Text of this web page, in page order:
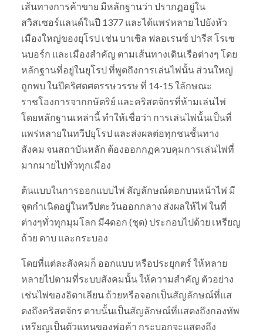
เส้นทางการค้าขาย มีหลักฐานว่า ปรากฏอยู่ใน
สวิสเซอร์แลนด์ในปี 1377 และได้แพร่หลาย ไปยังหัว
เมืองใหญ่ของยุโรป เช่น บาเซิล ฟลอเรนซ์ ปารีส โรเซ
นบอร์ก และเมืองสำคัญ ตามเส้นทางเดินเรือต่างๆ โดย
หลักฐานที่อยู่ในยุโรป ที่พูดถึงการเล่นไพ่นั้น ส่วนใหญ่
ถูกพบ ในปีคริศตศตรรษวรรษ ที่ 14-15 ใลักษณะ
ราชโองการจากกษัตริย์ และคริสตจักรที่ห้ามเล่นไพ่
โดยหลักฐานเหล่านี้ ทำให้เชื่อว่า การเล่นไพ่นั้นเป็นที่
แพร่หลายในทวีปยุโรป และส่งผลต่อทุกชนชั้นทาง
สังคม จนสถาบันหลัก ต้องออกกฏควบคุมการเล่นไพ่ที่
มากมายไปทั่วทุกเมือง
ต้นแบบในการออกแบบไพ่ สัญลักษณ์ดอกบนหน้าไพ่ มี
จุดกำเนิดอยู่ในทวีปตะวันออกกลาง ส่งผลให้ไพ่ ในที่
ต่างๆทั่วทุกมุมโลก มี4ดอก (ชุด) ประกอบไปด้วย เหรียญ
ถ้วย ดาบ และกระบอง
โดยที่แต่ละสังคมก็ ออกแบบ หรือประยุกตร์ ให้หลาย
หลายไปตามที่ระบบสังคมนั้น ให้ความสำคัญ ตัวอย่าง
เช่นไพ่ของอิตาเลียน ถ้วยหรือจอกเป็นสัญลักษณ์ที่แส
ดงถึงคริสตจักร ดาบนั้นเป็นสัญลักษณ์ที่แสดงถึงกองทัพ
เหรียญเป็นตัวแทนของพ่อค้า กระบอกจะแสดงถึง